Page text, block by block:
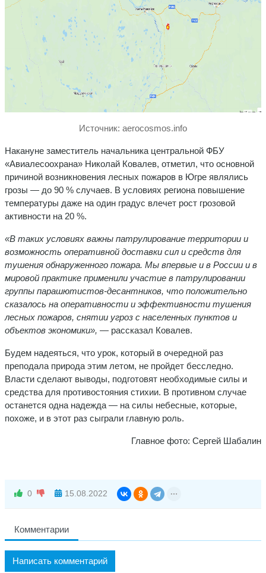
Источник: aerocosmos.info
Накануне заместитель начальника центральной ФБУ
«Авиалесоохрана» Николай Ковалев, отметил, что основной
причиной возникновения лесных пожаров в Югре являлись
грозы — до 90 % случаев. В условиях региона повышение
температуры даже на один градус влечет рост грозовой
активности на 20 %.
«В таких условиях важны патрулирование территории и
возможность оперативной доставки сил и средств для
тушения обнаруженного пожара. Мы впервые и в России и в
мировой практике применили участие в патрулировании
группы парашютистов-десантников, что положительно
сказалось на оперативности и эффективности тушения
лесных пожаров, снятии угроз с населенных пунктов и
объектов экономики», — рассказал Ковалев.
Будем надеяться, что урок, который в очередной раз
преподала природа этим летом, не пройдет бесследно.
Власти сделают выводы, подготовят необходимые силы и
средства для противостояния стихии. В противном случае
останется одна надежда — на силы небесные, которые,
похоже, и в этот раз сыграли главную роль.
Главное фото: Сергей Шабалин
0 15.08.2022
Комментарии
Написать комментарий